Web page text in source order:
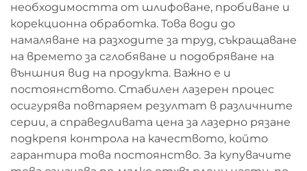
необходимостта от шлифоване, пробиване и
корекционна обработка. Това води до
намаляване на разходите за труд, съкращаване
на времето за сглобяване и подобряване на
външния вид на продукта. Важно е и
постоянството. Стабилен лазерен процес
осигурява повтаряем резултат в различните
серии, а справедливата цена за лазерно рязане
подкрепя контрола на качеството, който
гарантира това постоянство. За купувачите